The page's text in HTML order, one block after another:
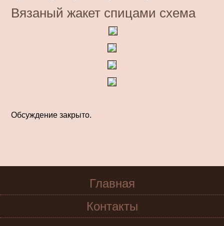
Вязаный жакет спицами схема
Обсуждение закрыто.
Главная
Контакты